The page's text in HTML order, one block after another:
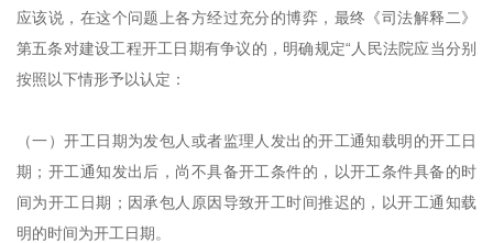
应该说，在这个问题上各方经过充分的博弈，最终《司法解释二》
第五条对建设工程开工日期有争议的，明确规定“人民法院应当分别
按照以下情形予以认定：
（一）开工日期为发包人或者监理人发出的开工通知载明的开工日
期；开工通知发出后，尚不具备开工条件的，以开工条件具备的时
间为开工日期；因承包人原因导致开工时间推迟的，以开工通知载
明的时间为开工日期。